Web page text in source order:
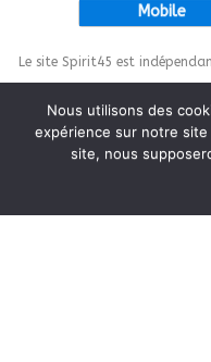
Mobile
Le site Spirit45 est
This site is
Nous utilisons des
expérience sur notre
site, nous